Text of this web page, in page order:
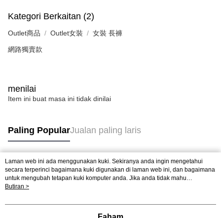
Kategori Berkaitan (2)
Outlet商品 Outlet女裝 女裝 長褲
網路獨賣款
menilai
Item ini buat masa ini tidak dinilai
Paling PopularJualan paling laris
Tag Popular
Laman web ini ada menggunakan kuki. Sekiranya anda ingin mengetahui
secara terperinci bagaimana kuki digunakan di laman web ini, dan bagaimana
untuk mengubah tetapan kuki komputer anda. Jika anda tidak mahu
menggunakan kuki di komputer anda, sila rujuk penerangan mengenai kuki.
mengetahui secara terperinci bagaimana kuki digunakan di laman web ini,
Butiran >